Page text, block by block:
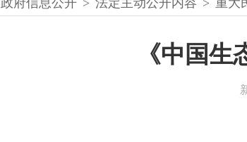
政府信息公开 > 法定主动公开内容 > 重大
《中国